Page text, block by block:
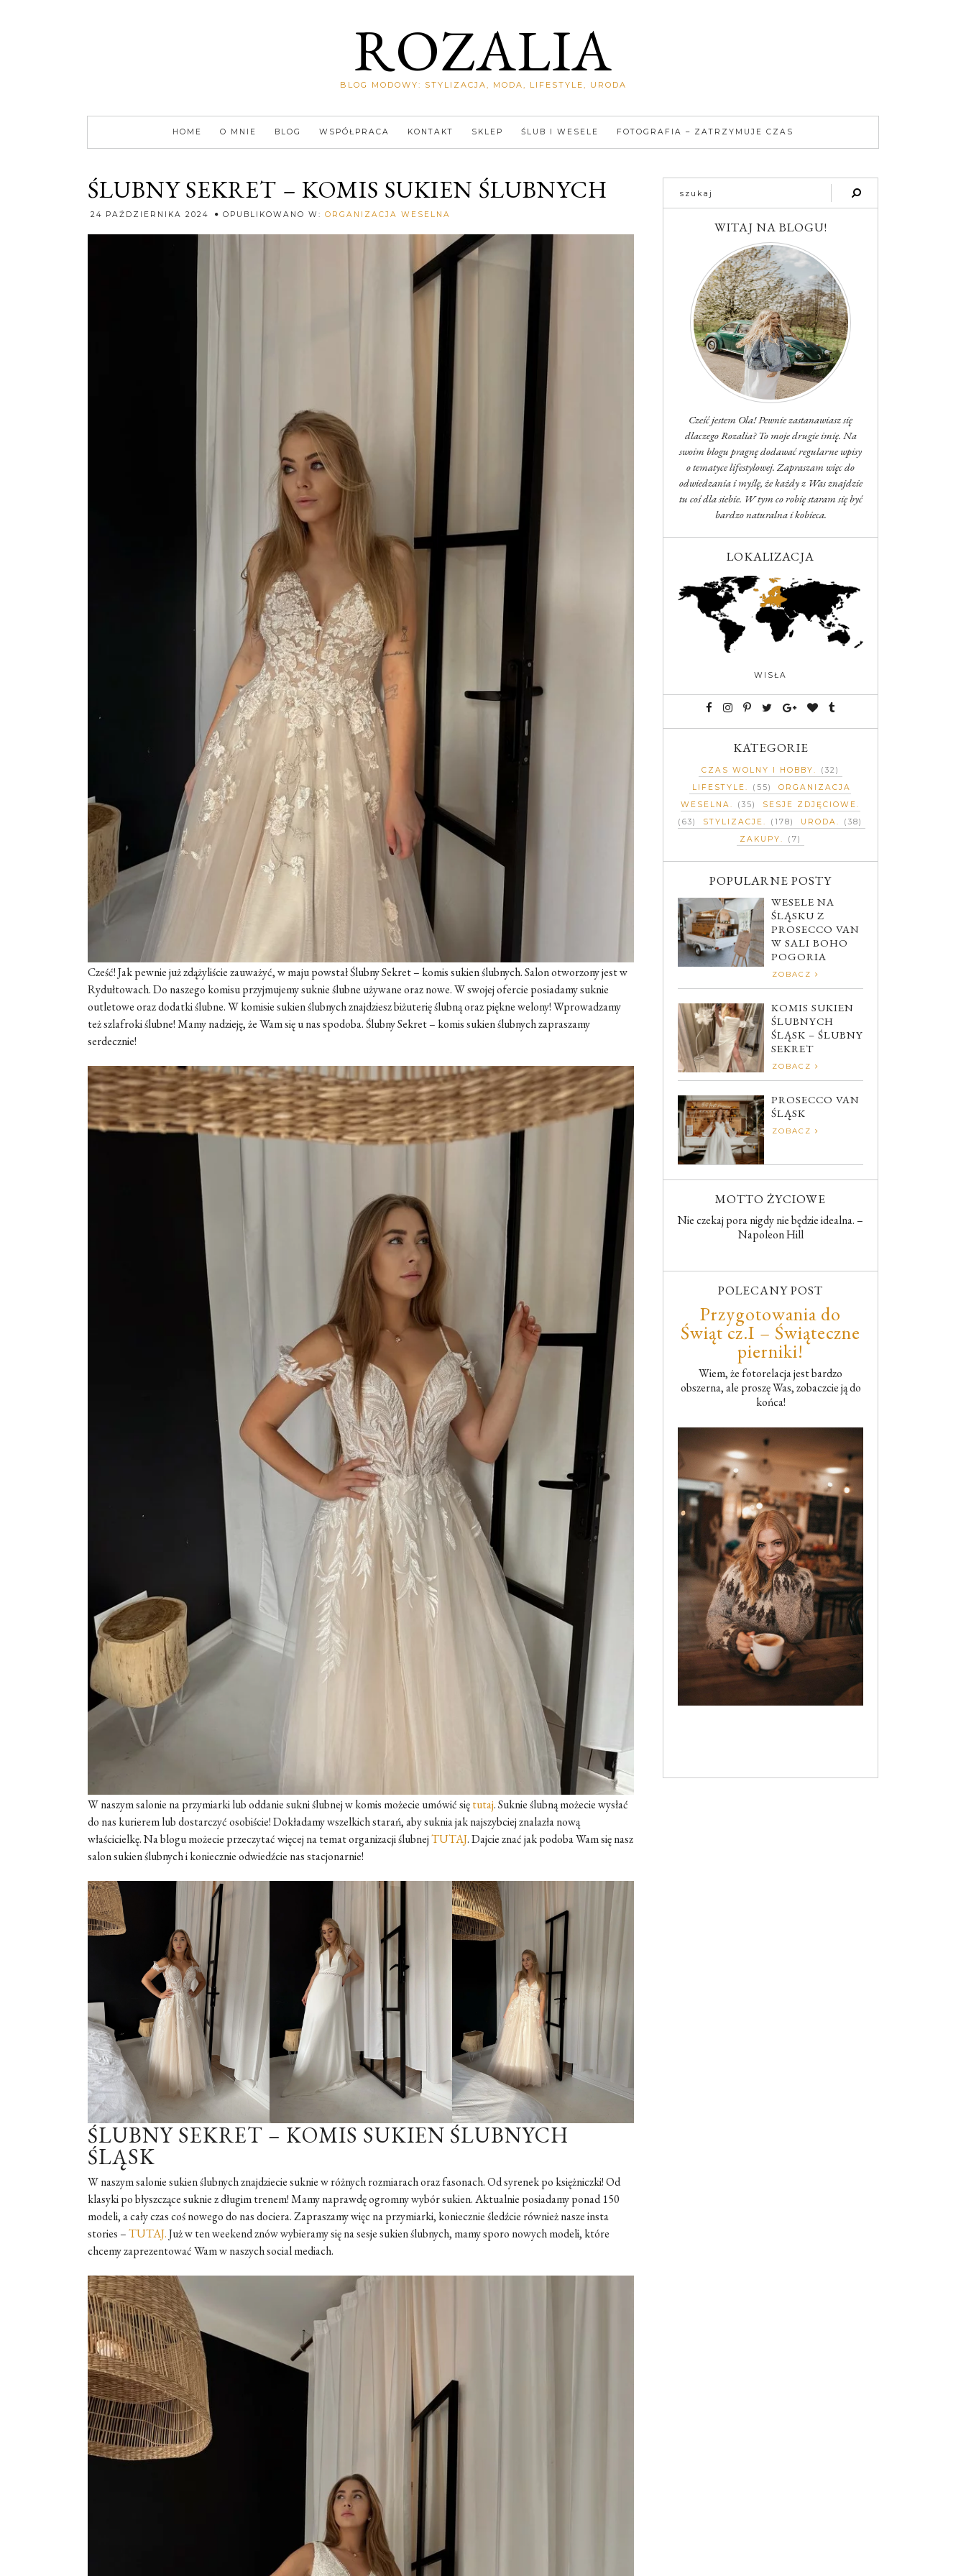
ROZALIA
BLOG MODOWY: STYLIZACJA, MODA, LIFESTYLE, URODA
HOME O MNIE BLOG WSPÓŁPRACA KONTAKT SKLEP ŚLUB I WESELE FOTOGRAFIA – ZATRZYMUJE CZAS
ŚLUBNY SEKRET – KOMIS SUKIEN ŚLUBNYCH
24 PAŹDZIERNIKA 2024 OPUBLIKOWANO W: ORGANIZACJA WESELNA
Cześć! Jak pewnie już zdążyliście zauważyć, w maju powstał Ślubny Sekret – komis sukien ślubnych. Salon otworzony jest w
Rydułtowach. Do naszego komisu przyjmujemy suknie ślubne używane oraz nowe. W swojej ofercie posiadamy suknie
outletowe oraz dodatki ślubne. W komisie sukien ślubnych znajdziesz biżuterię ślubną oraz piękne welony! Wprowadzamy
też szlafroki ślubne! Mamy nadzieję, że Wam się u nas spodoba. Ślubny Sekret – komis sukien ślubnych zapraszamy
serdecznie!
W naszym salonie na przymiarki lub oddanie sukni ślubnej w komis możecie umówić siętutaj. Suknie ślubną możecie wysłać
do nas kurierem lub dostarczyć osobiście! Dokładamy wszelkich starań, aby suknia jak najszybciej znalazła nową
właścicielkę. Na blogu możecie przeczytać więcej na temat organizacji ślubnejTUTAJ. Dajcie znać jak podoba Wam się nasz
salon sukien ślubnych i koniecznie odwiedźcie nas stacjonarnie!
ŚLUBNY SEKRET – KOMIS SUKIEN ŚLUBNYCH
ŚLĄSK
W naszym salonie sukien ślubnych znajdziecie suknie w różnych rozmiarach oraz fasonach. Od syrenek po księżniczki! Od
klasyki po błyszczące suknie z długim trenem! Mamy naprawdę ogromny wybór sukien. Aktualnie posiadamy ponad 150
modeli, a cały czas coś nowego do nas dociera. Zapraszamy więc na przymiarki, koniecznie śledźcie również nasze insta
stories –TUTAJ.Już w ten weekend znów wybieramy się na sesje sukien ślubnych, mamy sporo nowych modeli, które
chcemy zaprezentować Wam w naszych social mediach.
WITAJ NA BLOGU!
Cześć jestem Ola! Pewnie zastanawiasz się
dlaczego Rozalia? To moje drugie imię. Na
swoim blogu pragnę dodawać regularne wpisy
o tematyce lifestylowej. Zapraszam więc do
odwiedzania i myślę, że każdy z Was znajdzie
tu coś dla siebie. W tym co robię staram się być
bardzo naturalna i kobieca.
LOKALIZACJA
WISŁA
KATEGORIE
CZAS WOLNY I HOBBY
(32)
LIFESTYLE
(55)
ORGANIZACJA
WESELNA
(35)
SESJE ZDJĘCIOWE
(63)
STYLIZACJE (178) URODA
(38)
ZAKUPY
(7)
POPULARNE POSTY
WESELE NA
ŚLĄSKU Z
PROSECCO VAN
W SALI BOHO
POGORIA
ZOBACZ
KOMIS SUKIEN
ŚLUBNYCH
ŚLĄSK – ŚLUBNY
SEKRET
ZOBACZ
PROSECCO VAN
ŚLĄSK
ZOBACZ
MOTTO ŻYCIOWE
Nie czekaj pora nigdy nie będzie idealna. –
Napoleon Hill
POLECANY POST
Przygotowania do
Świąt cz.I – Świąteczne
pierniki!
Wiem, że fotorelacja jest bardzo
obszerna, ale proszę Was, zobaczcie ją do
końca!